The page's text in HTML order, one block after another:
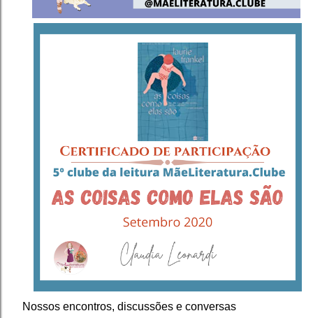
Nossos encontros, discussões e conversas